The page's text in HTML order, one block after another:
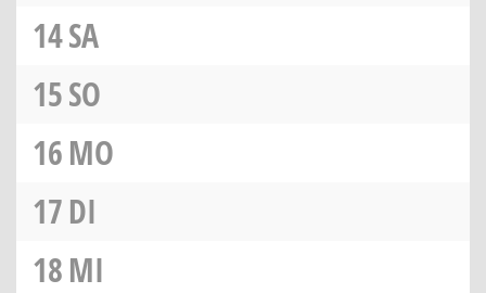
14SA
15SO
16MO
17DI
18MI